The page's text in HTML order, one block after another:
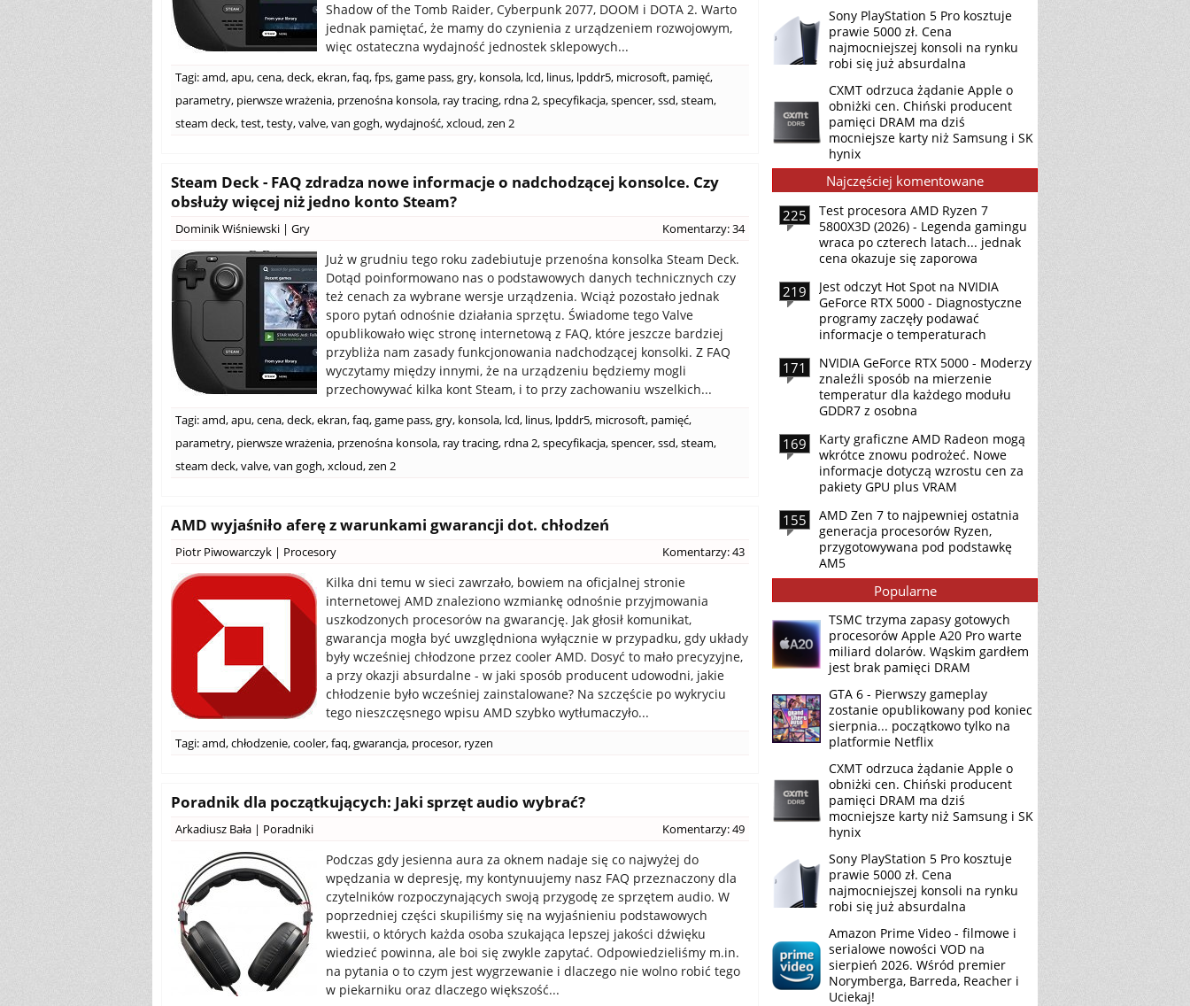
Shadow of the Tomb Raider, Cyberpunk 2077, DOOM i DOTA 2. Warto
jednak pamiętać, że mamy do czynienia z urządzeniem rozwojowym,
więc ostateczna wydajność jednostek sklepowych...
Tagi:amd,apu,cena,deck,ekran,faq,fps,game pass,gry, konsola, lcd, linus, lpddr5, microsoft, pamięć,
parametry, pierwsze wrażenia, przenośna konsola, ray tracing, rdna 2,specyfikacja,spencer,ssd,steam,
steam deck,test,testy,valve,van gogh,wydajność,xcloud,zen 2
Steam Deck - FAQ zdradza nowe informacje o nadchodzącej konsolce. Czy
obsłuży więcej niż jedno konto Steam?
Dominik Wiśniewski | Gry Komentarzy: 34
Już w grudniu tego roku zadebiutuje przenośna konsolka Steam Deck.
Dotąd poinformowano nas o podstawowych danych technicznych czy
też cenach za wybrane wersje urządzenia. Wciąż pozostało jednak
sporo pytań odnośnie działania sprzętu. Świadome tego Valve
opublikowało więc stronę internetową z FAQ, które jeszcze bardziej
przybliża nam zasady funkcjonowania nadchodzącej konsolki. Z FAQ
wyczytamy między innymi, że na urządzeniu będziemy mogli
przechowywać kilka kont Steam, i to przy zachowaniu wszelkich...
Tagi:amd,apu,cena,deck,ekran,faq,game pass,gry, konsola, lcd, linus, lpddr5, microsoft, pamięć,
parametry, pierwsze wrażenia, przenośna konsola, ray tracing, rdna 2,specyfikacja,spencer,ssd,steam,
steam deck,valve,van gogh,xcloud,zen 2
AMD wyjaśniło aferę z warunkami gwarancji dot. chłodzeń
Piotr Piwowarczyk | Procesory Komentarzy: 43
Kilka dni temu w sieci zawrzało, bowiem na oficjalnej stronie
internetowej AMD znaleziono wzmiankę odnośnie przyjmowania
uszkodzonych procesorów na gwarancję. Jak głosił komunikat,
gwarancja mogła być uwzględniona wyłącznie w przypadku, gdy układy
były wcześniej chłodzone przez cooler AMD. Dosyć to mało precyzyjne,
a przy okazji absurdalne - w jaki sposób producent udowodni, jakie
chłodzenie było wcześniej zainstalowane? Na szczęście po wykryciu
tego nieszczęsnego wpisu AMD szybko wytłumaczyło...
Tagi:amd,chłodzenie,cooler,faq,gwarancja, procesor, ryzen
Poradnik dla początkujących: Jaki sprzęt audio wybrać?
Arkadiusz Bała | Poradniki Komentarzy: 49
Podczas gdy jesienna aura za oknem nadaje się co najwyżej do
wpędzania w depresję, my kontynuujemy nasz FAQ przeznaczony dla
czytelników rozpoczynających swoją przygodę ze sprzętem audio. W
poprzedniej części skupiliśmy się na wyjaśnieniu podstawowych
kwestii, o których każda osoba szukająca lepszej jakości dźwięku
wiedzieć powinna, ale boi się zwykle zapytać. Odpowiedzieliśmy m.in.
na pytania o to czym jest wygrzewanie i dlaczego nie wolno robić tego
w piekarniku oraz dlaczego większość...
Sony PlayStation 5 Pro kosztuje
prawie 5000 zł. Cena
najmocniejszej konsoli na rynku
robi się już absurdalna
CXMT odrzuca żądanie Apple o
obniżki cen. Chiński producent
pamięci DRAM ma dziś
mocniejsze karty niż Samsung i SK
hynix
Najczęściej komentowane
225
Test procesora AMD Ryzen 7
5800X3D (2026) - Legenda gamingu
wraca po czterech latach... jednak
cena okazuje się zaporowa
219
Jest odczyt Hot Spot na NVIDIA
GeForce RTX 5000 - Diagnostyczne
programy zaczęły podawać
informacje o temperaturach
171
NVIDIA GeForce RTX 5000 - Moderzy
znaleźli sposób na mierzenie
temperatur dla każdego modułu
GDDR7 z osobna
169
Karty graficzne AMD Radeon mogą
wkrótce znowu podrożeć. Nowe
informacje dotyczą wzrostu cen za
pakiety GPU plus VRAM
155
AMD Zen 7 to najpewniej ostatnia
generacja procesorów Ryzen,
przygotowywana pod podstawkę
AM5
Popularne
TSMC trzyma zapasy gotowych
procesorów Apple A20 Pro warte
miliard dolarów. Wąskim gardłem
jest brak pamięci DRAM
GTA 6 - Pierwszy gameplay
zostanie opublikowany pod koniec
sierpnia... początkowo tylko na
platformie Netflix
CXMT odrzuca żądanie Apple o
obniżki cen. Chiński producent
pamięci DRAM ma dziś
mocniejsze karty niż Samsung i SK
hynix
Sony PlayStation 5 Pro kosztuje
prawie 5000 zł. Cena
najmocniejszej konsoli na rynku
robi się już absurdalna
Amazon Prime Video - filmowe i
serialowe nowości VOD na
sierpień 2026. Wśród premier
Norymberga, Barreda, Reacher i
Uciekaj!